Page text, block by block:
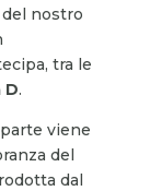
nostro
tra le
D.
viene
del
dal